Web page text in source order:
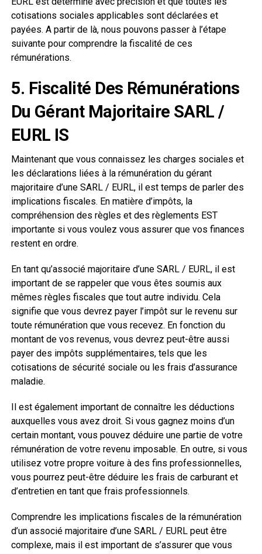
cotisations sociales applicables sont déclarées et
payées. A partir de là, nous pouvons passer à l’étape
suivante pour comprendre la fiscalité de ces
rémunérations.
5. Fiscalité Des Rémunérations
Du Gérant Majoritaire SARL /
EURL IS
Maintenant que vous connaissez les charges sociales et
les déclarations liées à la rémunération du gérant
majoritaire d’une SARL / EURL, il est temps de parler des
implications fiscales. En matière d’impôts, la
compréhension des règles et des règlements EST
importante si vous voulez vous assurer que vos finances
restent en ordre.
En tant qu’associé majoritaire d’une SARL / EURL, il est
important de se rappeler que vous êtes soumis aux
mêmes règles fiscales que tout autre individu. Cela
signifie que vous devrez payer l’impôt sur le revenu sur
toute rémunération que vous recevez. En fonction du
montant de vos revenus, vous devrez peut-être aussi
payer des impôts supplémentaires, tels que les
cotisations de sécurité sociale ou les frais d’assurance
maladie.
Il est également important de connaître les déductions
auxquelles vous avez droit. Si vous gagnez moins d’un
certain montant, vous pouvez déduire une partie de votre
rémunération de votre revenu imposable. En outre, si vous
utilisez votre propre voiture à des fins professionnelles,
vous pourrez peut-être déduire les frais de carburant et
d’entretien en tant que frais professionnels.
Comprendre les implications fiscales de la rémunération
d’un associé majoritaire d’une SARL / EURL peut être
complexe, mais il est important de s’assurer que vous